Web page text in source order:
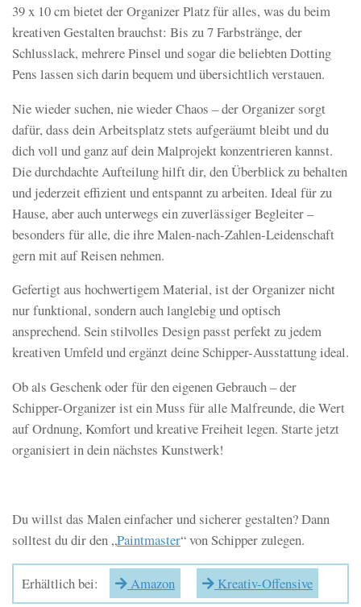
39 x 10 cm bietet der Organizer Platz für alles, was du beim
kreativen Gestalten brauchst: Bis zu 7 Farbstränge, der
Schlusslack, mehrere Pinsel und sogar die beliebten Dotting
Pens lassen sich darin bequem und übersichtlich verstauen.
Nie wieder suchen, nie wieder Chaos – der Organizer sorgt
dafür, dass dein Arbeitsplatz stets aufgeräumt bleibt und du
dich voll und ganz auf dein Malprojekt konzentrieren kannst.
Die durchdachte Aufteilung hilft dir, den Überblick zu behalten
und jederzeit effizient und entspannt zu arbeiten. Ideal für zu
Hause, aber auch unterwegs ein zuverlässiger Begleiter –
besonders für alle, die ihre Malen-nach-Zahlen-Leidenschaft
gern mit auf Reisen nehmen.
Gefertigt aus hochwertigem Material, ist der Organizer nicht
nur funktional, sondern auch langlebig und optisch
ansprechend. Sein stilvolles Design passt perfekt zu jedem
kreativen Umfeld und ergänzt deine Schipper-Ausstattung ideal.
Ob als Geschenk oder für den eigenen Gebrauch – der
Schipper-Organizer ist ein Muss für alle Malfreunde, die Wert
auf Ordnung, Komfort und kreative Freiheit legen. Starte jetzt
organisiert in dein nächstes Kunstwerk!
Du willst das Malen einfacher und sicherer gestalten? Dann
solltest du dir den „Paintmaster“ von Schipper zulegen.
Erhältlich bei: Amazon Kreativ-Offensive